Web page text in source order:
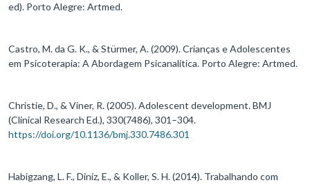
ed). Porto Alegre: Artmed.
Castro, M. da G. K., & Stürmer, A. (2009). Crianças e Adolescentes
em Psicoterapia: A Abordagem Psicanalítica. Porto Alegre: Artmed.
Christie, D., & Viner, R. (2005). Adolescent development. BMJ
(Clinical Research Ed.), 330(7486), 301–304.
https://doi.org/10.1136/bmj.330.7486.301
Habigzang, L. F., Diniz, E., & Koller, S. H. (2014). Trabalhando com